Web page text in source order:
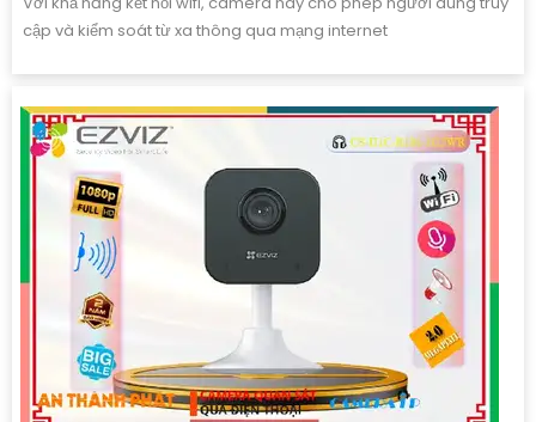
cập và kiểm soát từ xa thông qua mạng internet